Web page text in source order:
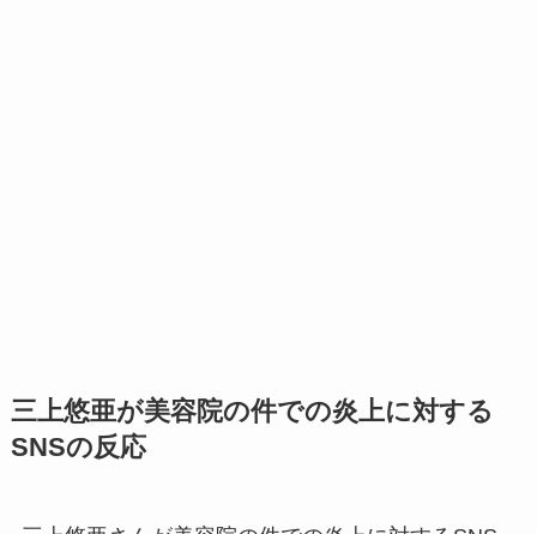
三上悠亜が美容院の件での炎上に対する
SNSの反応